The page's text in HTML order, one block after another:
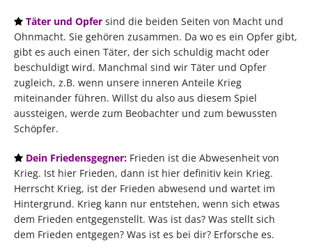
Täter und Opfer sind die beiden Seiten von Macht und
Ohnmacht. Sie gehören zusammen. Da wo es ein Opfer gibt,
gibt es auch einen Täter, der sich schuldig macht oder
beschuldigt wird. Manchmal sind wir Täter und Opfer
zugleich, z.B. wenn unsere inneren Anteile Krieg
miteinander führen. Willst du also aus diesem Spiel
aussteigen, werde zum Beobachter und zum bewussten
Schöpfer.
Dein Friedensgegner: Frieden ist die Abwesenheit von
Krieg. Ist hier Frieden, dann ist hier definitiv kein Krieg.
Herrscht Krieg, ist der Frieden abwesend und wartet im
Hintergrund. Krieg kann nur entstehen, wenn sich etwas
dem Frieden entgegenstellt. Was ist das? Was stellt sich
dem Frieden entgegen? Was ist es bei dir? Erforsche es.